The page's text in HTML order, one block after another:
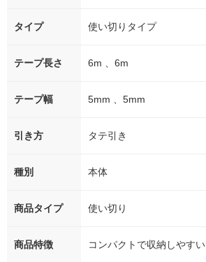
タイプ 使い切りタイプ
テープ長さ 6m 、6m
テープ幅 5mm 、5mm
引き方 タテ引き
種別 本体
商品タイプ 使い切り
商品特徴 コンパクトで収納しやすい